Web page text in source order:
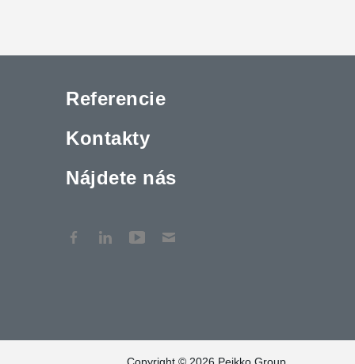
Referencie
Kontakty
Nájdete nás
Copyright © 2026 Peikko Group